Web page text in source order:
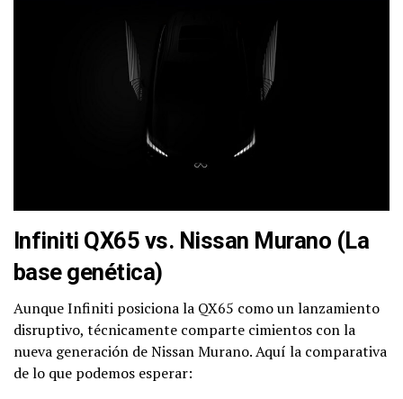
Infiniti QX65 vs. Nissan Murano (La
base genética)
Aunque Infiniti posiciona la QX65 como un lanzamiento
disruptivo, técnicamente comparte cimientos con la
nueva generación de Nissan Murano. Aquí la comparativa
de lo que podemos esperar: